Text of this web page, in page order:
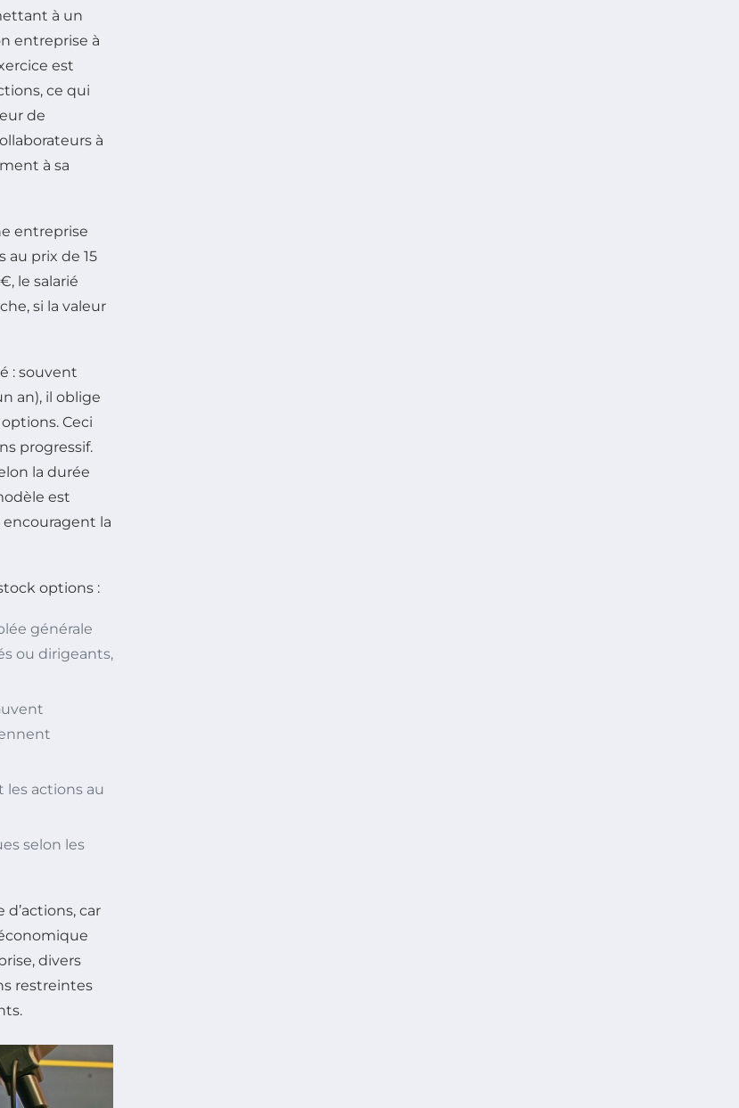
à un
entreprise à
est
ce qui
de
à
à sa
entreprise
au prix de 15
le salarié
si la valeur
: souvent
an), il oblige
Ceci
progressif.
la durée
est
la
options :
générale
ou dirigeants,
les actions au
selon les
car
divers
restreintes